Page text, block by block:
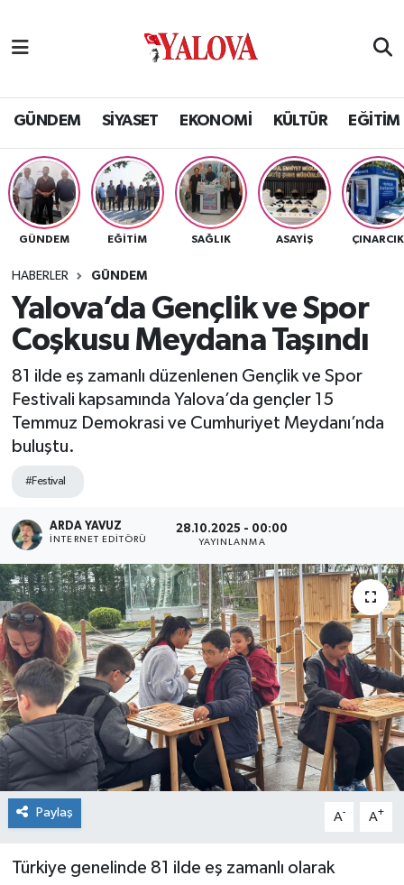
GÜNDEM SİYASET EKONOMİ KÜLTÜR EĞİTİM
GÜNDEM EĞİTİM SAĞLIK ASAYİŞ ÇINARCIK
HABERLER GÜNDEM
Yalova’da Gençlik ve Spor
Coşkusu Meydana Taşındı
81 ilde eş zamanlı düzenlenen Gençlik ve Spor
Festivali kapsamında Yalova’da gençler 15
Temmuz Demokrasi ve Cumhuriyet Meydanı’nda
buluştu.
#Festival
ARDA YAVUZ
İNTERNET EDITÖRÜ
28.10.2025 - 00:00
YAYINLANMA
Paylaş A- A+
Türkiye genelinde 81 ilde eş zamanlı olarak
SİYASET
EKONOMİ
KÜLTÜR
BİLİM VE TEKNOLOJİ
ASAYİŞ
SAĞLIK
ULUSAL
İLÇELERİMİZ
RESMİ İLAN
Yalova Nöbetçi Eczaneler
Yalova Hava Durumu
Yalova Namaz Vakitleri
Yalova Trafik Yoğunluk Haritası
Tüm Manşetler
Son Dakika Haberleri
Haber Arşivi